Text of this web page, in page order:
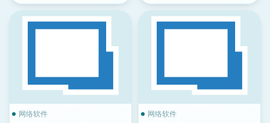
网络软件 网络软件